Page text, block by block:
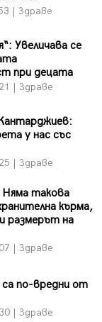
| Здраве
Увеличава се
при децата
| Здраве
у нас със
| Здраве
такова
кърма,
размерът на
| Здраве
по-вредни от
| Здраве